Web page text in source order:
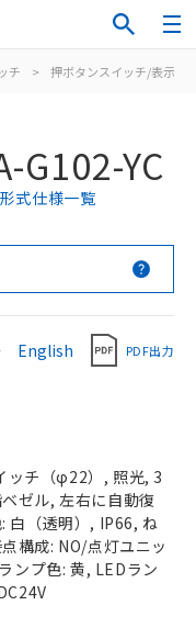
チ > 押ボタンスイッチ/表示灯
G102-YC
式仕様一覧
English PDF出力
ッチ（φ22）, 照光, 3
ゼル, 左右に自動復
白（透明）, IP66, ね
構成: NO/点灯ユニッ
ンプ色: 黄, LEDラン